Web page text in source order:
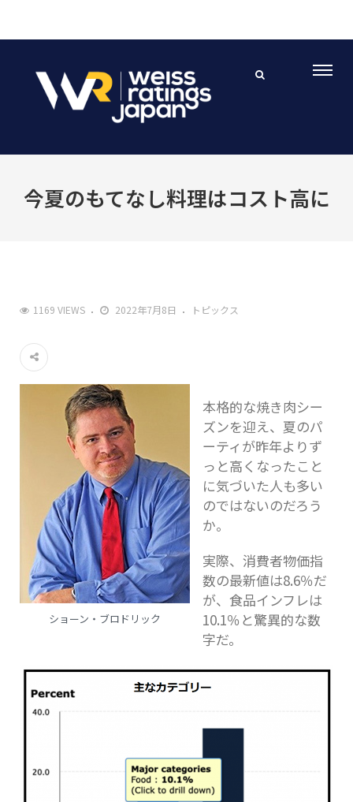
今夏のもてなし料理はコスト高に
1169 VIEWS 2022年7月8日 トピックス
ショーン・ブロドリック
本格的な焼き肉シー
ズンを迎え、夏のパ
ーティが昨年よりず
っと高くなったこと
に気づいた人も多い
のではないのだろう
か。
実際、消費者物価指
数の最新値は8.6％だ
が、食品インフレは
10.1％と驚異的な数
字だ。